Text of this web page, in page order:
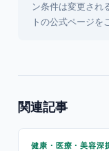
ン条件は変更され
トの公式ページを
関連記事
健康・医療・美容深